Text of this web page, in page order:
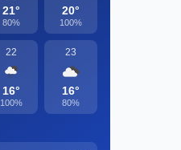
21°
80%
20°
100%
22
16°
100%
23
16°
80%